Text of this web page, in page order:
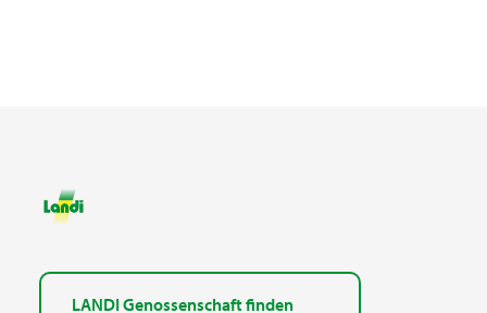
LANDI Genossenschaft finden